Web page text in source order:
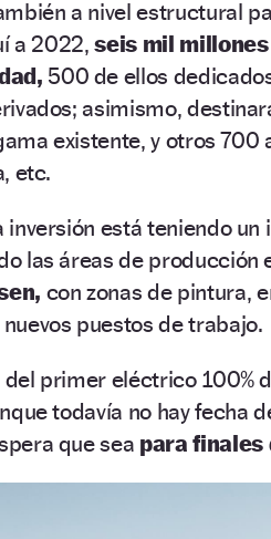
a nivel estructural
a 2022,seis mil
500 de ellos
asimismo,
existente, y otros 700
etc.
inversión está teniendo
las áreas de producción
con zonas de pintura,
puestos de trabajo.
primer eléctrico 100%
todavía no hay fecha
que sea para finales